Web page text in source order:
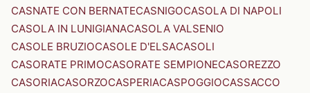
CASNATE CON BERNATECASNIGOCASOLA DI NAPOLI
CASOLA IN LUNIGIANACASOLA VALSENIO
CASOLE BRUZIOCASOLE D'ELSACASOLI
CASORATE PRIMOCASORATE SEMPIONECASOREZZO
CASORIACASORZOCASPERIACASPOGGIOCASSACCO